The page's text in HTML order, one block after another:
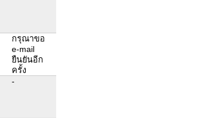
กรุณาขอ
e-mail
ยืนยันอีก
ครั้ง
-